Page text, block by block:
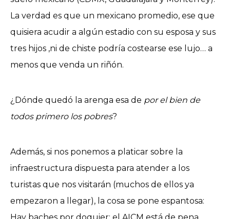
La verdad es que un mexicano promedio, ese que
quisiera acudir a algún estadio con su esposa y sus
tres hijos ,ni de chiste podría costearse ese lujo… a
menos que venda un riñón.
¿Dónde quedó la arenga esa de por el bien de
todos primero los pobres?
Además, si nos ponemos a platicar sobre la
infraestructura dispuesta para atender a los
turistas que nos visitarán (muchos de ellos ya
empezaron a llegar), la cosa se pone espantosa: